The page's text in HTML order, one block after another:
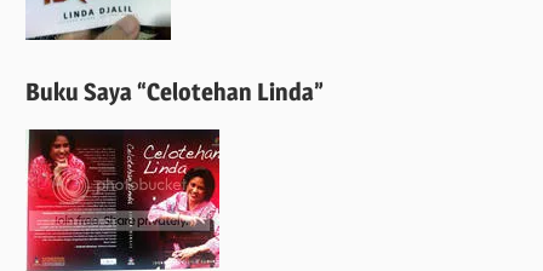
Buku Saya “Celotehan Linda”